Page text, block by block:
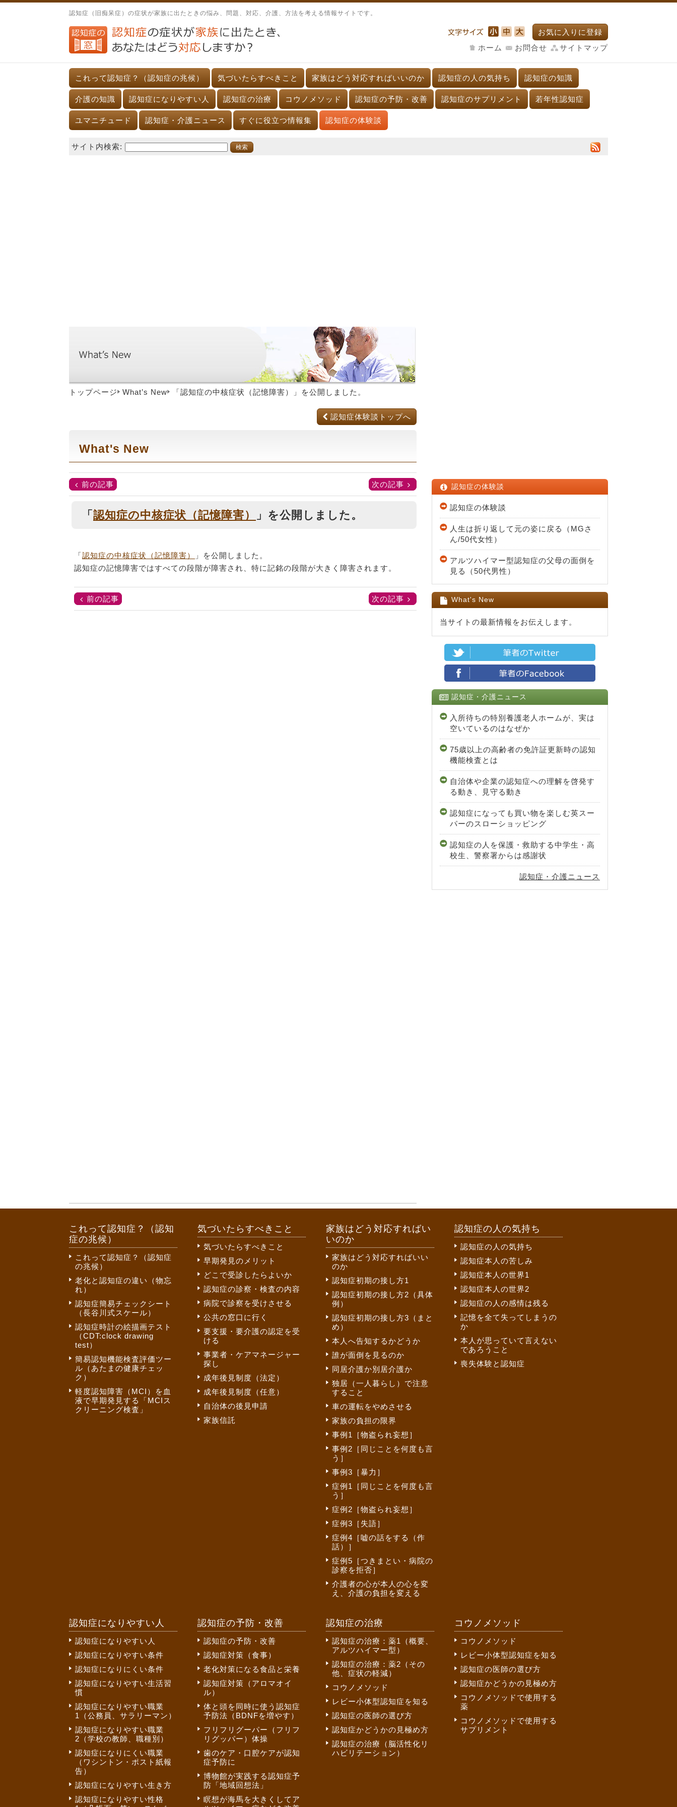
認知症（旧痴呆症）の症状が家族に出たときの悩み、問題、対応、介護、方法を考える情報サイトです。
お気に入りに登録
ホーム
お問合せ サイトマップ
これって認知症？（認知症の兆候） 気づいたらすべきこと 家族はどう対応すればいいのか 認知症の人の気持ち 認知症の知識
介護の知識 認知症になりやすい人 認知症の治療 コウノメソッド 認知症の予防・改善 認知症のサプリメント 若年性認知症
ユマニチュード 認知症・介護ニュース すぐに役立つ情報集 認知症の体験談
サイト内検索:
トップページ What’s New 「認知症の中核症状（記憶障害） 」を公開しました。
認知症体験談トップへ
What's New
次の記事
前の記事
「 認知症の中核症状（記憶障害） 」を公開しました。
「認知症の中核症状（記憶障害）
」を公開しました。
認知症の記憶障害ではすべての段階が障害され、特に記銘の段階が大きく障害されます。
次の記事
前の記事
認知症の体験談
認知症の体験談
人生は折り返して元の姿に戻る（MGさ
ん/50代女性）
アルツハイマー型認知症の父母の面倒を
見る（50代男性）
What's New
当サイトの最新情報をお伝えします。
認知症・介護ニュース
入所待ちの特別養護老人ホームが、実は
空いているのはなぜか
75歳以上の高齢者の免許証更新時の認知
機能検査とは
自治体や企業の認知症への理解を啓発す
る動き、見守る動き
認知症になっても買い物を楽しむ英スー
パーのスローショッピング
認知症の人を保護・救助する中学生・高
校生、警察署からは感謝状
認知症・介護ニュース
これって認知症？（認知
症の兆候）
これって認知症？（認知症
の兆候）
老化と認知症の違い（物忘
れ）
認知症簡易チェックシート
（長谷川式スケール）
認知症時計の絵描画テスト
（CDT:clock drawing
test）
簡易認知機能検査評価ツー
ル（あたまの健康チェッ
ク）
軽度認知障害（MCI）を血
液で早期発見する「MCIス
クリーニング検査」
気づいたらすべきこと
気づいたらすべきこと
早期発見のメリット
どこで受診したらよいか
認知症の診察・検査の内容
病院で診察を受けさせる
公共の窓口に行く
要支援・要介護の認定を受
ける
事業者・ケアマネージャー
探し
成年後見制度（法定）
成年後見制度（任意）
自治体の後見申請
家族信託
家族はどう対応すればい
いのか
家族はどう対応すればいい
のか
認知症初期の接し方1
認知症初期の接し方2（具体
例）
認知症初期の接し方3（まと
め）
本人へ告知するかどうか
誰が面倒を見るのか
同居介護か別居介護か
独居（一人暮らし）で注意
すること
車の運転をやめさせる
家族の負担の限界
事例1［物盗られ妄想］
事例2［同じことを何度も言
う］
事例3［暴力］
症例1［同じことを何度も言
う］
症例2［物盗られ妄想］
症例3［失語］
症例4［嘘の話をする（作
話）］
症例5［つきまとい・病院の
診察を拒否］
介護者の心が本人の心を変
え、介護の負担を変える
認知症の人の気持ち
認知症の人の気持ち
認知症本人の苦しみ
認知症本人の世界1
認知症本人の世界2
認知症の人の感情は残る
記憶を全て失ってしまうの
か
本人が思っていて言えない
であろうこと
喪失体験と認知症
認知症になりやすい人
認知症になりやすい人
認知症になりやすい条件
認知症になりにくい条件
認知症になりやすい生活習
慣
認知症になりやすい職業
1（公務員、サラリーマン）
認知症になりやすい職業
2（学校の教師、職種別）
認知症になりにくい職業
（ワシントン・ポスト紙報
告）
認知症になりやすい生き方
認知症になりやすい性格
認知症の予防・改善
認知症の予防・改善
認知症対策（食事）
老化対策になる食品と栄養
認知症対策（アロマオイ
ル）
体と頭を同時に使う認知症
予防法（BDNFを増やす）
フリフリグーパー（フリフ
リグッパー）体操
歯のケア・口腔ケアが認知
症予防に
博物館が実践する認知症予
防「地域回想法」
瞑想が海馬を大きくしてア
認知症の治療
認知症の治療：薬1（概要、
アルツハイマー型）
認知症の治療：薬2（その
他、症状の軽減）
コウノメソッド
レビー小体型認知症を知る
認知症の医師の選び方
認知症かどうかの見極め方
認知症の治療（脳活性化リ
ハビリテーション）
コウノメソッド
コウノメソッド
レビー小体型認知症を知る
認知症の医師の選び方
認知症かどうかの見極め方
コウノメソッドで使用する
薬
コウノメソッドで使用する
サプリメント